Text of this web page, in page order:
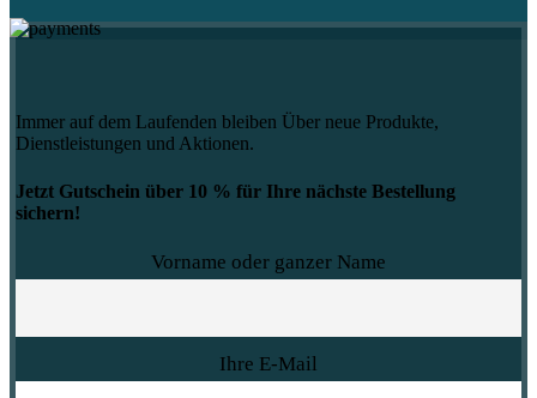
Immer auf dem Laufenden bleiben Über neue Produkte,
Dienstleistungen und Aktionen.
Jetzt Gutschein über 10 % für Ihre nächste Bestellung
sichern!
Vorname oder ganzer Name
Ihre E-Mail